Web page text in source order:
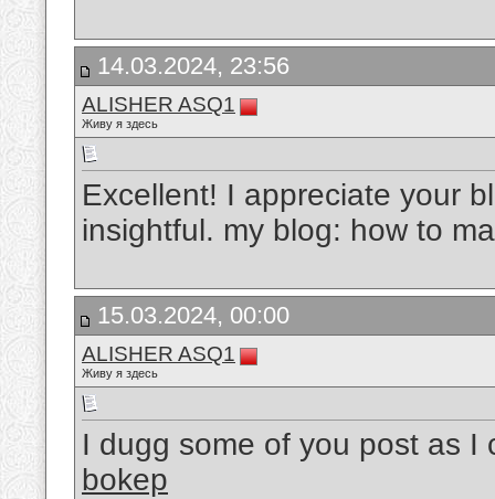
14.03.2024, 23:56
ALISHER ASQ1
Живу я здесь
Excellent! I appreciate your
insightful. my blog: how to
15.03.2024, 00:00
ALISHER ASQ1
Живу я здесь
I dugg some of you post as I
bokep